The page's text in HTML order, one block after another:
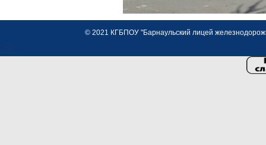
© 2021 КГБПОУ "Барнаульский лицей
<>